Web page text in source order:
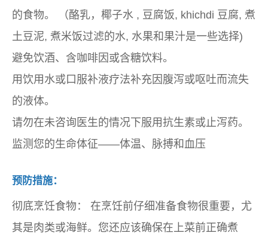
的食物。 （酪乳， 椰子水 , 豆腐饭, khichdi 豆腐, 煮
土豆泥, 煮米饭过滤的水, 水果和果汁是一些选择)
避免饮酒、含咖啡因或含糖饮料。
用饮用水或口服补液疗法补充因腹泻或呕吐而流失
的液体。
请勿在未咨询医生的情况下服用抗生素或止泻药。
监测您的生命体征——体温、脉搏和血压
预防措施：
彻底烹饪食物：
在烹饪前仔细准备食物很重要，尤
其是肉类或海鲜。您还应该确保在上菜前正确煮